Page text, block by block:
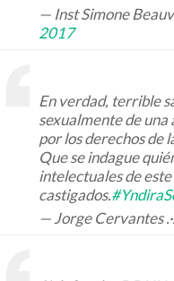
— Inst Simone
2017
En verdad, terrible
sexualmente de
por los derechos de
Que se indague
intelectuales de
castigados.
— Jorge Cervantes